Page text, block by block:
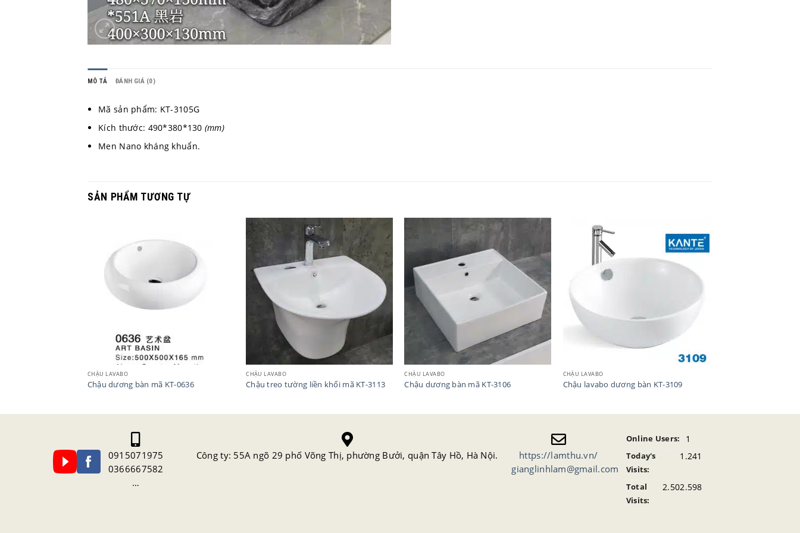
MÔ TẢ ĐÁNH GIÁ (0)
Mã sản phẩm: KT-3105G
Kích thước: 490*380*130 (mm)
Men Nano kháng khuẩn.
SẢN PHẨM TƯƠNG TỰ
CHẬU LAVABO
Chậu dương bàn mã KT-0636
CHẬU LAVABO
Chậu treo tường liền khối mã KT-3113
CHẬU LAVABO
Chậu dương bàn mã KT-3106
CHẬU LAVABO
Chậu lavabo dương bàn KT-3109
0915071975
0366667582
…
Công ty: 55A ngõ 29 phố Võng Thị, phường Bưởi, quận Tây Hồ, Hà Nội.
https://lamthu.vn/
gianglinhlam@gmail.com
Online Users: 1
Today's
Visits:
1.241
Total
Visits:
2.502.598